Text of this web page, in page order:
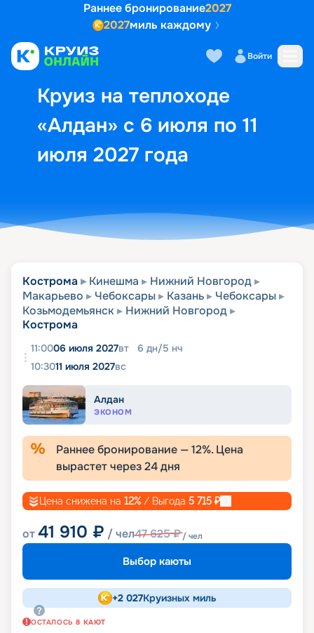
Раннее бронирование2027
2027миль каждому
Войти
Круиз на теплоходе
«Алдан» с 6 июля по 11
июля 2027 года
Выбор кают Маршрут и
Кострома Кинешма
Нижний Новгород
Макарьево
Чебоксары Казань
Чебоксары
Козьмодемьянск
Нижний Новгород
Кострома
11:0006 июля 2027вт 6 дн/5 нч
10:3011 июля 2027вс
Алдан
ЭКОНОМ
Раннее бронирование —12%. Цена
вырастет через24дня
Цена снижена на 12% / Выгода 5 715 ₽
от41 910 ₽ / чел47 625₽/ чел
Выбор каюты
+2 027Круизных миль
ОСТАЛОСЬ 8 КАЮТ